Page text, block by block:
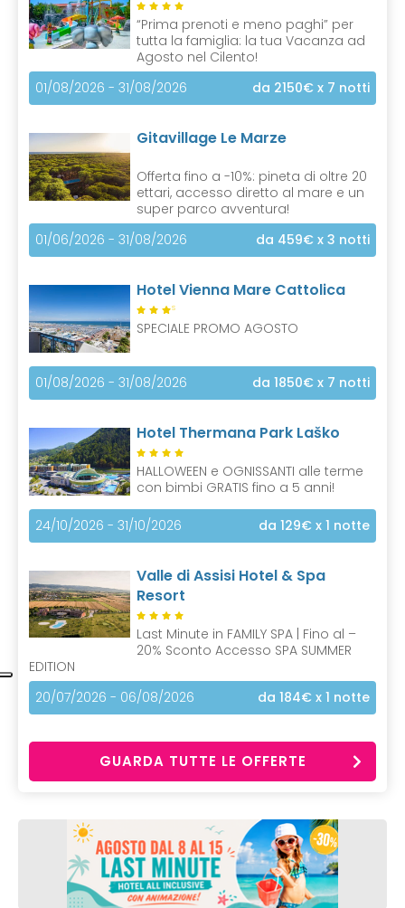
“Prima prenoti e meno paghi” per
tutta la famiglia: la tua Vacanza ad
Agosto nel Cilento!
01/08/2026 - 31/08/2026
da 2150€ x 7 notti
Gitavillage Le Marze
Offerta fino a -10%: pineta di oltre 20
ettari, accesso diretto al mare e un
super parco avventura!
01/06/2026 - 31/08/2026
da 459€ x 3 notti
Hotel Vienna Mare Cattolica
S
SPECIALE PROMO AGOSTO
01/08/2026 - 31/08/2026 da 1850€ x 7 notti
Hotel Thermana Park Laško
HALLOWEEN e OGNISSANTI alle terme
con bimbi GRATIS fino a 5 anni!
24/10/2026 - 31/10/2026 da 129€ x 1 notte
Valle di Assisi Hotel & Spa
Resort
Last Minute in FAMILY SPA | Fino al –
20% Sconto Accesso SPA SUMMER
EDITION
20/07/2026 - 06/08/2026
da 184€ x 1 notte
GUARDA TUTTE LE OFFERTE